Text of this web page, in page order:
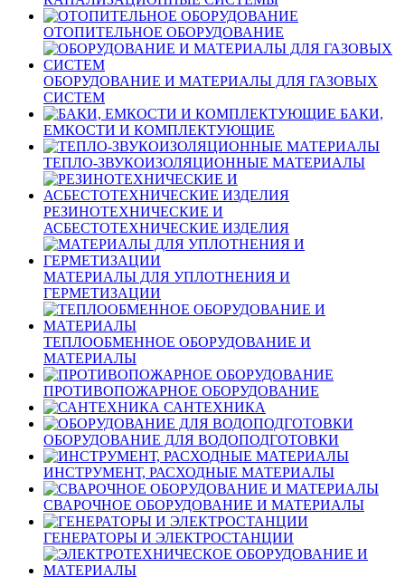
ОТОПИТЕЛЬНОЕ ОБОРУДОВАНИЕ
ОБОРУДОВАНИЕ И МАТЕРИАЛЫ ДЛЯ ГАЗОВЫХ
СИСТЕМ
БАКИ,
ЕМКОСТИ И КОМПЛЕКТУЮЩИЕ
ТЕПЛО-ЗВУКОИЗОЛЯЦИОННЫЕ МАТЕРИАЛЫ
РЕЗИНОТЕХНИЧЕСКИЕ И
АСБЕСТОТЕХНИЧЕСКИЕ ИЗДЕЛИЯ
МАТЕРИАЛЫ ДЛЯ УПЛОТНЕНИЯ И
ГЕРМЕТИЗАЦИИ
ТЕПЛООБМЕННОЕ ОБОРУДОВАНИЕ И
МАТЕРИАЛЫ
ПРОТИВОПОЖАРНОЕ ОБОРУДОВАНИЕ
САНТЕХНИКА
ОБОРУДОВАНИЕ ДЛЯ ВОДОПОДГОТОВКИ
ИНСТРУМЕНТ, РАСХОДНЫЕ МАТЕРИАЛЫ
СВАРОЧНОЕ ОБОРУДОВАНИЕ И МАТЕРИАЛЫ
ГЕНЕРАТОРЫ И ЭЛЕКТРОСТАНЦИИ